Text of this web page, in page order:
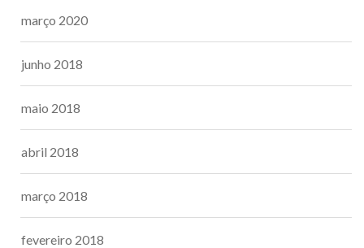
março 2020
junho 2018
maio 2018
abril 2018
março 2018
fevereiro 2018